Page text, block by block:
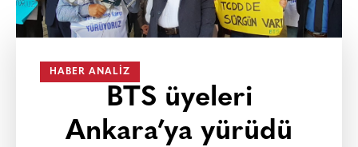
HABER ANALIZ
BTS üyeleri
Ankara’ya yürüdü